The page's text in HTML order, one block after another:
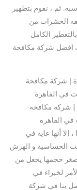
ثم ، نقوم بتطهير
الحشرات من
الكامل
افضل شركة مكافحة
| شركة مكافحة
في القاهرة
| شركه مكافحه
القاهرة
أنها غاية في
الحساسية و الهرش
صغر حجمها يجعل من
لخبراء في
بنا في شركة